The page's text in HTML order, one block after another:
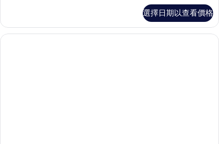
仕
登
女
仕
登
雙
人
套
房-
Summit,1
選擇日期以查看價格